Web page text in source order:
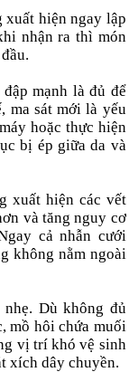
hiện ngay lập
nhận ra thì món
mạnh là đủ để
ma sát mới là yếu
hoặc thực hiện
bị ép giữa da và
xuất hiện các vết
và tăng nguy cơ
cả nhẫn cưới
không nằm ngoài
Dù không đủ
mồ hôi chứa muối
vị trí khó vệ sinh
xích dây chuyền.